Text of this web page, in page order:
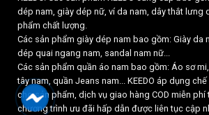
dép nam, giày dép nữ, ví da nam, dây thắt lưng
phẩm chất lượng.
Các sản phẩm giày dép nam bao gồm: Giày da
dép quai ngang nam, sandal nam nữ...
Các sản phẩm quần áo nam bao gồm: Áo sơ
tây nam, quần Jeans nam... KEEDO áp dụng
cho sản phẩm, dịch vụ giao hàng COD miễn
chương trình ưu đãi hấp dẫn được liên tục cập